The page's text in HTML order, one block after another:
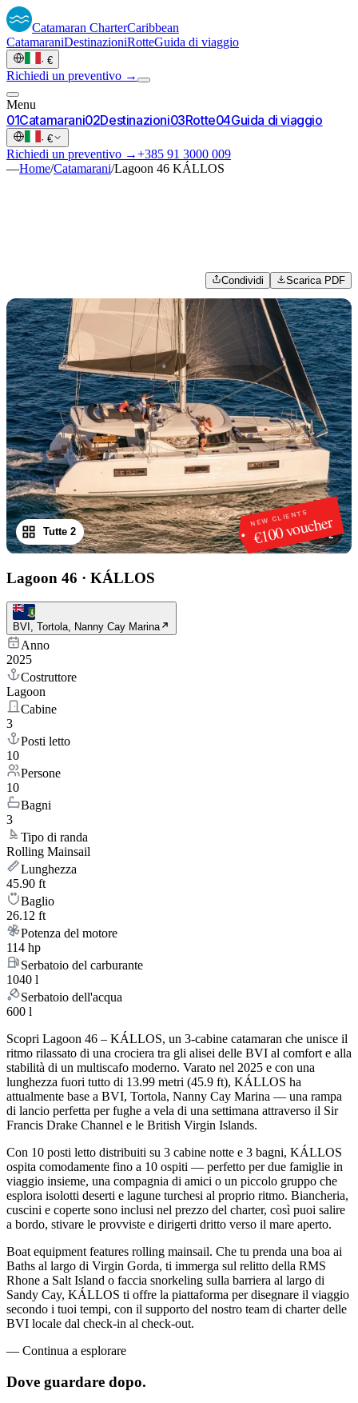
Catamaran CharterCaribbean
CatamaraniDestinazioniRotteGuida di viaggio
· €
Richiedi un preventivo →
Menu
01Catamarani02Destinazioni03Rotte04Guida di viaggio
· €
Richiedi un preventivo →+385 91 3000 009
—Home/Catamarani/Lagoon 46 KÁLLOS
Condividi Scarica PDF
NEW CLIENTS
€100 voucher
1 /2
Tutte 2
Lagoon 46 · KÁLLOS
BVI, Tortola, Nanny Cay Marina
Anno
2025
Costruttore
Lagoon
Cabine
3
Posti letto
10
Persone
10
Bagni
3
Tipo di randa
Rolling Mainsail
Lunghezza
45.90 ft
Baglio
26.12 ft
Potenza del motore
114 hp
Serbatoio del carburante
1040 l
Serbatoio dell'acqua
600 l
Scopri Lagoon 46 – KÁLLOS, un 3-cabine catamaran che unisce il
ritmo rilassato di una crociera tra gli alisei delle BVI al comfort e alla
stabilità di un multiscafo moderno. Varato nel 2025 e con una
lunghezza fuori tutto di 13.99 metri (45.9 ft), KÁLLOS ha
attualmente base a BVI, Tortola, Nanny Cay Marina — una rampa
di lancio perfetta per fughe a vela di una settimana attraverso il Sir
Francis Drake Channel e le British Virgin Islands.
Con 10 posti letto distribuiti su 3 cabine notte e 3 bagni, KÁLLOS
ospita comodamente fino a 10 ospiti — perfetto per due famiglie in
viaggio insieme, una compagnia di amici o un piccolo gruppo che
esplora isolotti deserti e lagune turchesi al proprio ritmo. Biancheria,
cuscini e coperte sono inclusi nel prezzo del charter, così puoi salire
a bordo, stivare le provviste e dirigerti dritto verso il mare aperto.
Boat equipment features rolling mainsail. Che tu prenda una boa ai
Baths al largo di Virgin Gorda, ti immerga sul relitto della RMS
Rhone a Salt Island o faccia snorkeling sulla barriera al largo di
Sandy Cay, KÁLLOS ti offre la piattaforma per disegnare il viaggio
secondo i tuoi tempi, con il supporto del nostro team di charter delle
BVI locale dal check-in al check-out.
— Continua a esplorare
Dove guardare dopo.